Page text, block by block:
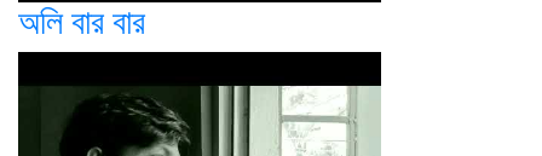
অলি বার বার